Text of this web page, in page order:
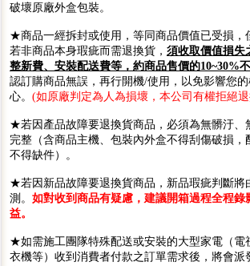
破壞原廠外盒包裝。
★商品一經拆封或使用，等同商品價值已受損，
若非商品本身瑕疵而需退換貨， 須收取價值損失
整新費、安裝配送費等，約商品售價的10~30%
認訂購商品無誤，再行開機/使用，以免影響您
心。 (如原廠判定為人為損壞，本公司有權拒絕
★若因產品故障要退換貨商品，必須為無髒汙、
完整（含商品主機、包裝內外盒不得刮傷破損，
不得缺件）。
★若因新品故障要退換貨商品，新品瑕疵判斷將
測。 如對收到商品有疑慮，建議開箱過程全程錄
益。
★如需施工團隊特殊配送或安裝的大型家電（電
衣機等）收到消費者付款之訂單需求後，將會派